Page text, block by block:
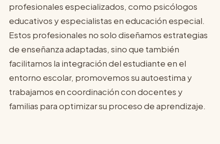
profesionales especializados, como psicólogos
educativos y especialistas en educación especial.
Estos profesionales no solo diseñamos estrategias
de enseñanza adaptadas, sino que también
facilitamos la integración del estudiante en el
entorno escolar, promovemos su autoestima y
trabajamos en coordinación con docentes y
familias para optimizar su proceso de aprendizaje.